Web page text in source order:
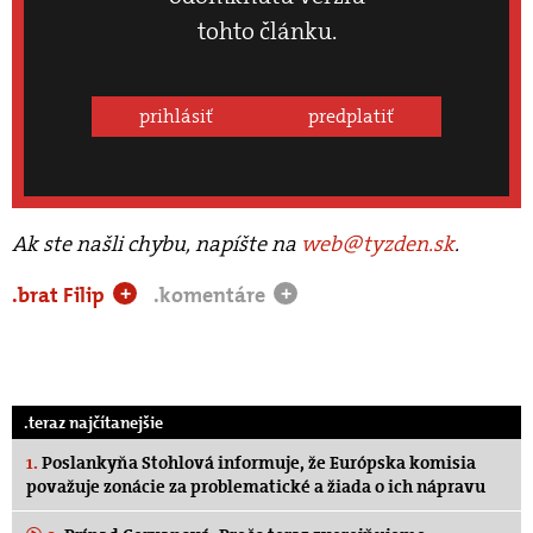
tohto článku.
prihlásiť predplatiť
Ak ste našli chybu, napíšte na web@tyzden.sk.
.brat Filip
+ .komentáre +
.teraz najčítanejšie
1. Poslankyňa Stohlová informuje, že Európska komisia
považuje zonácie za problematické a žiada o ich nápravu